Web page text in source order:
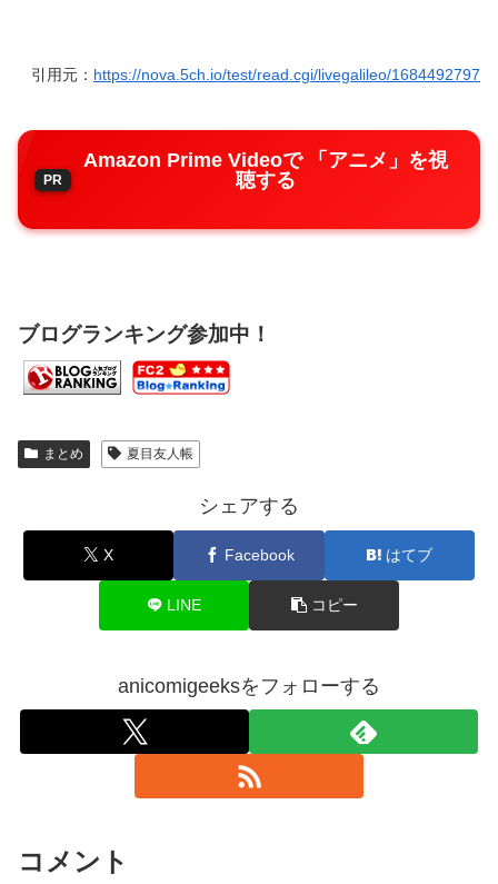
引用元： https://nova.5ch.io/test/read.cgi/livegalileo/1684492797
Amazon Prime Videoで 「アニメ」を視
聴する
ブログランキング参加中！
まとめ 夏目友人帳
シェアする
X Facebook はてブ
LINE コピー
anicomigeeksをフォローする
コメント